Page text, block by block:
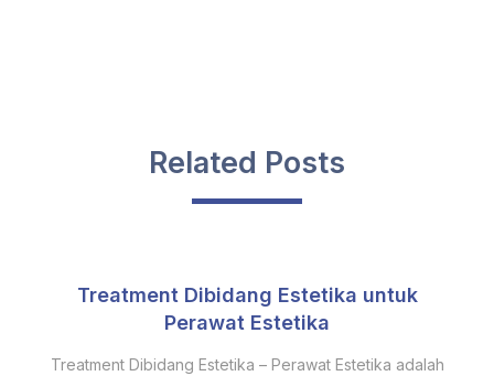
Related Posts
Treatment Dibidang Estetika untuk
Perawat Estetika
Treatment Dibidang Estetika – Perawat Estetika adalah